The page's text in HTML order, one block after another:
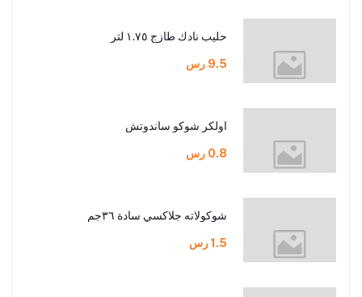
حليب نادك طازج ١.٧٥ لتر
9.5 رس
اولكر شوكو ساندوتش
0.8 رس
شوكولاته جلاكسي سادة ٣٦جم
1.5 رس